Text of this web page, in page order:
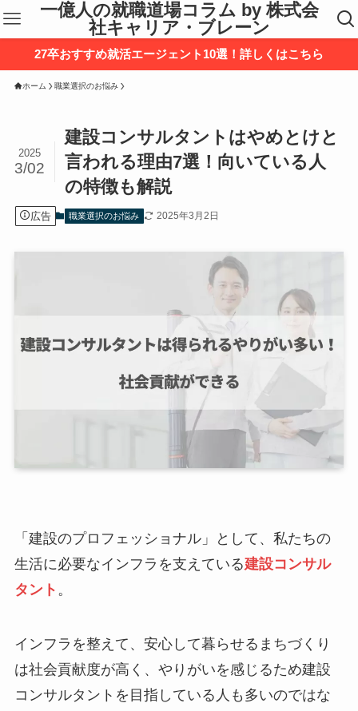
一億人の就職道場コラム by 株式会
社キャリア・ブレーン
27卒おすすめ就活エージェント10選！詳しくはこちら
ホーム 職業選択のお悩み
建設コンサルタントはやめとけと
言われる理由7選！向いている人
の特徴も解説
2025
3/02
広告 職業選択のお悩み 2025年3月2日
「建設のプロフェッショナル」として、私たちの
生活に必要なインフラを支えている建設コンサル
タント 。
インフラを整えて、安心して暮らせるまちづくり
は社会貢献度が高く、やりがいを感じるため建設
コンサルタントを目指している人も多いのではな